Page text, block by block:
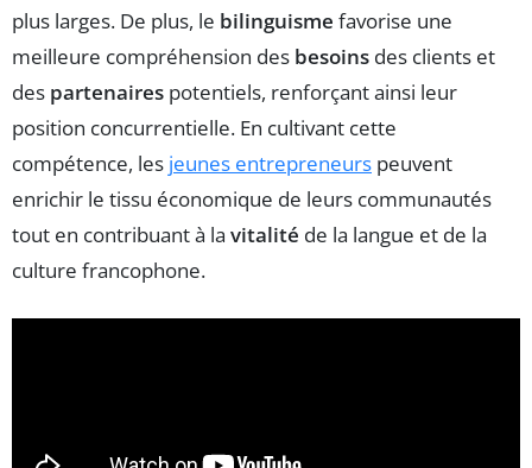
plus larges. De plus, le bilinguisme favorise une
meilleure compréhension des besoins des clients et
des partenaires potentiels, renforçant ainsi leur
position concurrentielle. En cultivant cette
compétence, les jeunes entrepreneurs peuvent
enrichir le tissu économique de leurs communautés
tout en contribuant à la vitalité de la langue et de la
culture francophone.